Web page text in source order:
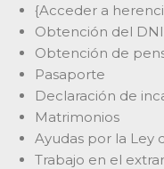
{Acceder a
Obtención del DNI
Obtención de
Pasaporte
Declaración de
Matrimonios
Ayudas por la Ley
Trabajo en el